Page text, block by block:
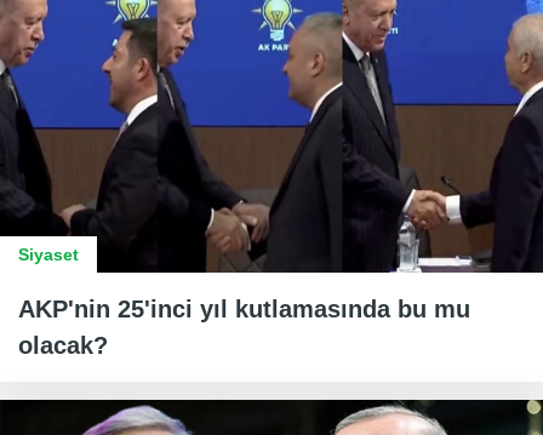
Siyaset
AKP'nin 25'inci yıl kutlamasında bu mu
olacak?